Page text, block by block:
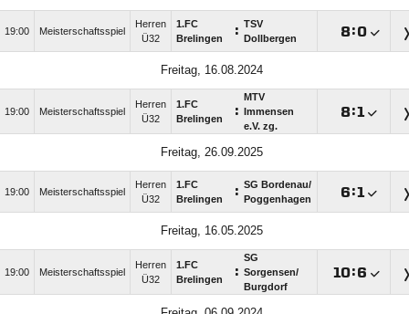
19:00 Meisterschaftsspiel
Herren
Ü32
1.FC
Brelingen
: TSV
Dollbergen
:
Freitag, 16.08.2024
19:00 Meisterschaftsspiel
Herren
Ü32
1.FC
Brelingen
:
MTV
Immensen
e.V. zg.
:
Freitag, 26.09.2025
19:00 Meisterschaftsspiel
Herren
Ü32
1.FC
Brelingen
: SG Bordenau/​
Poggenhagen
:
Freitag, 16.05.2025
19:00 Meisterschaftsspiel
Herren
Ü32
1.FC
Brelingen
:
SG
Sorgensen/​
Burgdorf
: